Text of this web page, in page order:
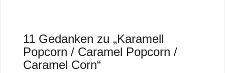
11 Gedanken zu „Karamell
Popcorn / Caramel Popcorn /
Caramel Corn“